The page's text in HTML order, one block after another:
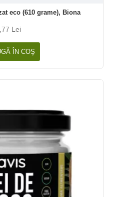
eco (610 grame), Biona
Lei
ÎN COŞ